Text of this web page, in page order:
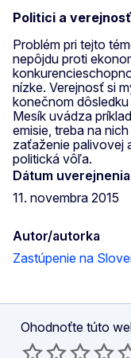
Politici a verejnosť
Problém pri tejto
nepôjdu proti
nízke. Verejnosť si
konečnom
Mesík uvádza
emisie, treba na
zaťaženie palivovej
politická vôľa.
Dátum uverejnenia
11. novembra 2015
Autor/autorka
Zastúpenie na
Ohodnoťte túto